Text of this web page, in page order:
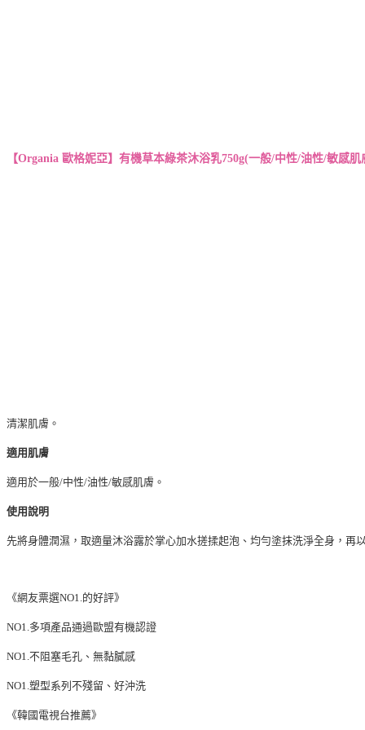
【Organia 歐格妮亞】有機草本綠茶沐浴乳750g(一般/中性/油性/敏感肌
清潔肌膚。
適用肌膚
適用於一般/中性/油性/敏感肌膚。
使用說明
先將身體潤濕，取適量沐浴露於掌心加水搓揉起泡、均勻塗抹洗淨全身，再
《網友票選NO1.的好評》
NO1.多項產品通過歐盟有機認證
NO1.不阻塞毛孔、無黏膩感
NO1.塑型系列不殘留、好沖洗
《韓國電視台推薦》